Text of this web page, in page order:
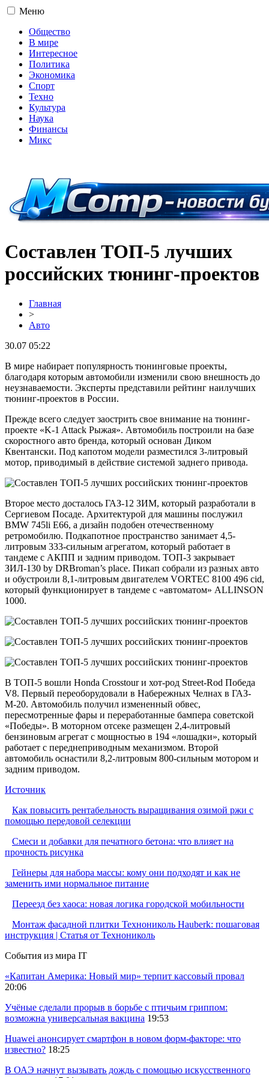
Меню
Общество
В мире
Интересное
Политика
Экономика
Спорт
Техно
Культура
Наука
Финансы
Микс
Составлен ТОП-5 лучших
российских тюнинг-проектов
Главная
>
Авто
30.07 05:22
В мире набирает популярность тюнинговые проекты,
благодаря которым автомобили изменили свою внешность до
неузнаваемости. Эксперты представили рейтинг наилучших
тюнинг-проектов в России.
Прежде всего следует заострить свое внимание на тюнинг-
проекте «K-1 Attack Рыжая». Автомобиль построили на базе
скоростного авто бренда, который основан Диком
Квентански. Под капотом модели разместился 3-литровый
мотор, приводимый в действие системой заднего привода.
Второе место досталось ГАЗ-12 ЗИМ, который разработали в
Сергиевом Посаде. Архитектурой для машины послужил
BMW 745li E66, а дизайн подобен отечественному
ретромобилю. Подкапотное пространство занимает 4,5-
литровым 333-сильным агрегатом, который работает в
тандеме с АКПП и задним приводом. ТОП-3 закрывает
ЗИЛ-130 by DRBroman’s place. Пикап собрали из разных авто
и обустроили 8,1-литровым двигателем VORTEC 8100 496 cid,
который функционирует в тандеме с «автоматом» ALLINSON
1000.
В ТОП-5 вошли Honda Crosstour и хот-род Street-Rod Победа
V8. Первый переоборудовали в Набережных Челнах в ГАЗ-
М-20. Автомобиль получил измененный обвес,
пересмотренные фары и переработанные бампера советской
«Победы». В моторном отсеке размещен 2,4-литровый
бензиновым агрегат с мощностью в 194 «лошадки», который
работает с переднеприводным механизмом. Второй
автомобиль оснастили 8,2-литровым 800-сильным мотором и
задним приводом.
Источник
Как повысить рентабельность выращивания озимой ржи с
помощью передовой селекции
Смеси и добавки для печатного бетона: что влияет на
прочность рисунка
Гейнеры для набора массы: кому они подходят и как не
заменить ими нормальное питание
Переезд без хаоса: новая логика городской мобильности
Монтаж фасадной плитки Технониколь Hauberk: пошаговая
инструкция | Статья от Технониколь
События из мира IT
«Капитан Америка: Новый мир» терпит кассовый провал
20:06
Учёные сделали прорыв в борьбе с птичьим гриппом:
возможна универсальная вакцина 19:53
Huawei анонсирует смартфон в новом форм-факторе: что
известно? 18:25
В ОАЭ начнут вызывать дождь с помощью искусственного